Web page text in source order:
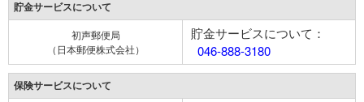
貯金サービスについて
初声郵便局
（日本郵便株式会社）
貯金サービスについて：
046-888-3180
保険サービスについて